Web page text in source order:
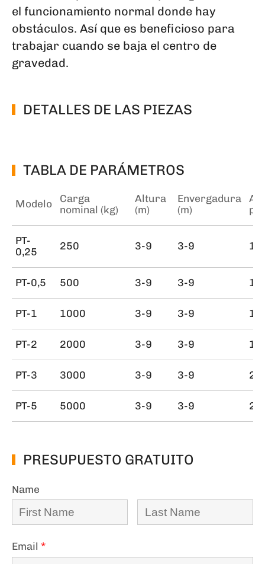
el funcionamiento normal donde hay
obstáculos. Así que es beneficioso para
trabajar cuando se baja el centro de
gravedad.
DETALLES DE LAS PIEZAS
TABLA DE PARÁMETROS
Modelo
Carga
nominal (kg)
Altura
(m)
Envergadura
(m)
PT-
0,25
250 3-9 3-9
PT-0,5 500 3-9 3-9
PT-1 1000 3-9 3-9
PT-2 2000 3-9 3-9
PT-3 3000 3-9 3-9
PT-5 5000 3-9 3-9
PRESUPUESTO GRATUITO
Name
Email *